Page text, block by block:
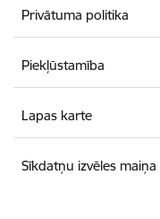
Privātuma politika
Piekļūstamība
Lapas karte
Sīkdatņu izvēles maiņa